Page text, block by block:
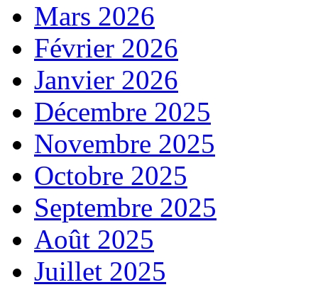
Mars 2026
Février 2026
Janvier 2026
Décembre 2025
Novembre 2025
Octobre 2025
Septembre 2025
Août 2025
Juillet 2025